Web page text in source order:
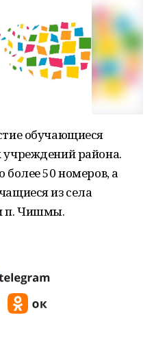
обучающиеся
учреждений района.
более 50 номеров, а
из села
п. Чишмы.